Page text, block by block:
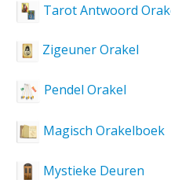
Tarot Antwoord
Zigeuner Orakel
Pendel Orakel
Magisch Orakelboek
Mystieke Deuren